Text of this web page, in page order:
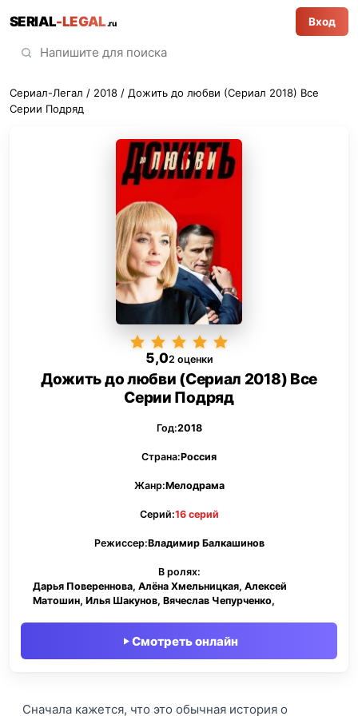
SERIAL-LEGAL.ru Вход
Сериал-Легал / 2018 / Дожить до любви (Сериал 2018) Все
Серии Подряд
5,02 оценки
Дожить до любви (Сериал 2018) Все
Серии Подряд
Год:2018
Страна:Россия
Жанр:Мелодрама
Серий:16 серий
Режиссер:Владимир Балкашинов
В ролях:
Дарья Повереннова, Алёна Хмельницкая, Алексей
Матошин, Илья Шакунов, Вячеслав Чепурченко,
Смотреть онлайн
Сначала кажется, что это обычная история о